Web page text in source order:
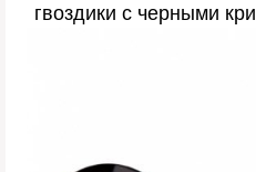
гвоздики с черными